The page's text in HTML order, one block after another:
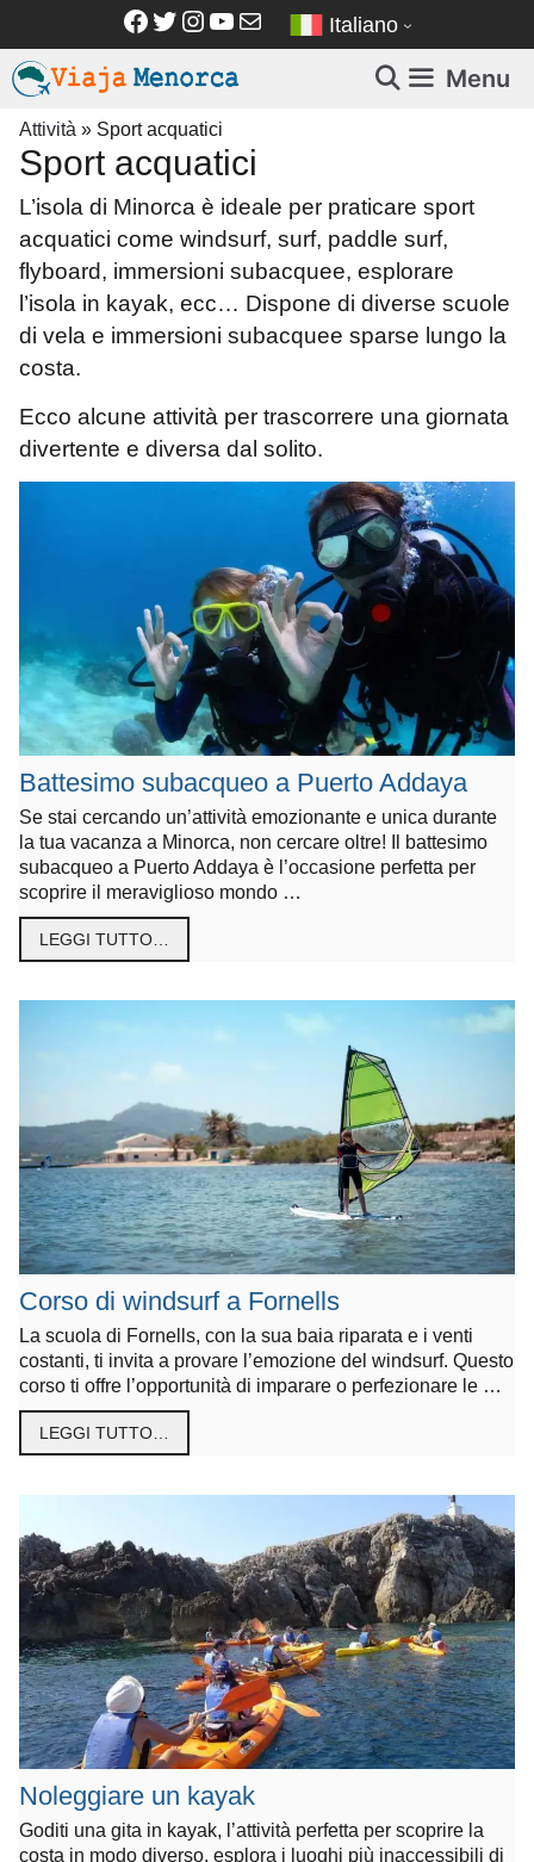
contenuto
Facebook
Twitter
Instagram
YouTube
Email Italiano
Menu
Attività » Sport acquatici
Sport acquatici
L’isola di Minorca è ideale per praticare sport
acquatici come windsurf, surf, paddle surf,
flyboard, immersioni subacquee, esplorare
l’isola in kayak, ecc… Dispone di diverse scuole
di vela e immersioni subacquee sparse lungo la
costa.
Ecco alcune attività per trascorrere una giornata
divertente e diversa dal solito.
Battesimo subacqueo a Puerto Addaya
Se stai cercando un’attività emozionante e unica durante
la tua vacanza a Minorca, non cercare oltre! Il battesimo
subacqueo a Puerto Addaya è l’occasione perfetta per
scoprire il meraviglioso mondo …
LEGGI TUTTO…
Corso di windsurf a Fornells
La scuola di Fornells, con la sua baia riparata e i venti
costanti, ti invita a provare l’emozione del windsurf. Questo
corso ti offre l’opportunità di imparare o perfezionare le …
LEGGI TUTTO…
Noleggiare un kayak
Goditi una gita in kayak, l’attività perfetta per scoprire la
costa in modo diverso, esplora i luoghi più inaccessibili di